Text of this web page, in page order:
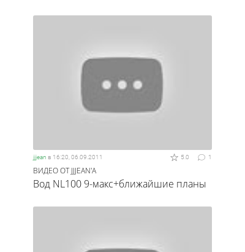
jjjean в 16:20, 06.09.2011 1
5.0
ВИДЕО ОТ JJJEAN'А
Вод NL100 9-макс+ближайшие планы